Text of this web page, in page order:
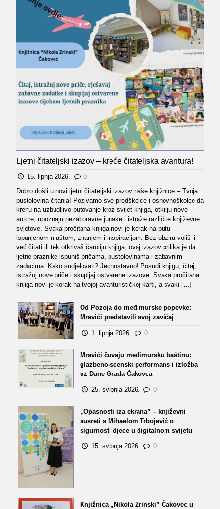
Ljetni čitateljski izazov – kreće čitateljska avantura!
15. lipnja 2026.
0
Dobro došli u novi ljetni čitateljski izazov naše knjižnice – Tvoja
pustolovina čitanja! Pozivamo sve predškolce i osnovnoškolce da
krenu na uzbudljivo putovanje kroz svijet knjiga, otkriju nove
autore, upoznaju nezaboravne junake i istraže različite književne
svjetove. Svaka pročitana knjiga novi je korak na putu
ispunjenom maštom, znanjem i inspiracijom. Bez obzira voliš li
već čitati ili tek otkrivaš čaroliju knjiga, ovaj izazov prilika je da
ljetne praznike ispuniš pričama, pustolovinama i zabavnim
zadacima. Kako sudjelovati? Jednostavno! Posudi knjigu, čitaj,
istražuj nove priče i skupljaj ostvarene izazove. Svaka pročitana
knjiga novi je korak na tvojoj avanturističkoj karti, a svaki […]
Od Pozoja do međimurske popevke:
Mravići predstavili svoj zavičaj
1. lipnja 2026. 0
Mravići čuvaju međimursku baštinu:
glazbeno-scenski performans i izložba
uz Dane Grada Čakovca
25. svibnja 2026. 0
„Opasnosti iza ekrana” – književni
susreti s Mihaelom Trbojević o
sigurnosti djece u digitalnom svijetu
15. svibnja 2026. 0
Knjižnica „Nikola Zrinski” Čakovec u